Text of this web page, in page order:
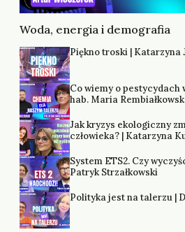
Woda, energia i demografia
Piękno troski | Katarzyna
Co wiemy o pestycydach
hab. Maria
Jak kryzys ekologiczny
człowieka? | Katarzyna
System ETS2. Czy
Patryk Strzałkowski
Polityka jest na talerzu |